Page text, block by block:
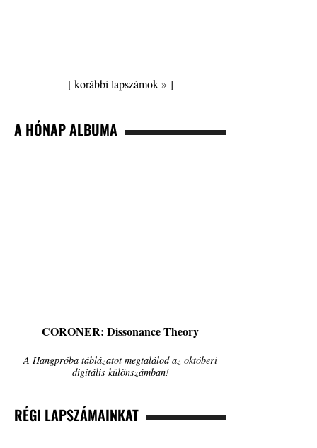
[korábbi lapszámok » ]
A HÓNAP ALBUMA
CORONER: Dissonance Theory
A Hangpróba táblázatot megtalálod az októberi
digitális különszámban!
RÉGI LAPSZÁMAINKAT